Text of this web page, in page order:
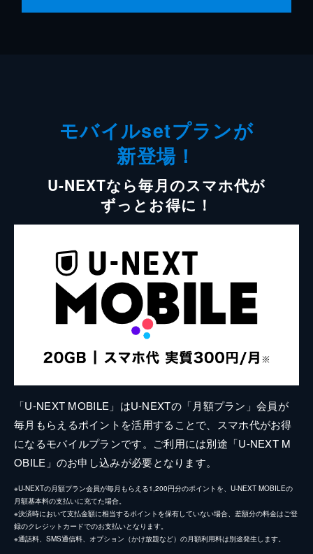
モバイルsetプランが
新登場！
U-NEXTなら毎月のスマホ代が
ずっとお得に！
「U-NEXT MOBILE」はU-NEXTの「月額プラン」会員が
毎月もらえるポイントを活用することで、スマホ代がお得
になるモバイルプランです。ご利用には別途「U-NEXT M
OBILE」のお申し込みが必要となります。
※U-NEXTの月額プラン会員が毎月もらえる1,200円分のポイントを、U-NEXT MOBILEの
月額基本料の支払いに充てた場合。
※決済時において支払金額に相当するポイントを保有していない場合、差額分の料金はご登
録のクレジットカードでのお支払いとなります。
※通話料、SMS通信料、オプション（かけ放題など）の月額利用料は別途発生します。